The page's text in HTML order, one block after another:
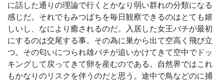
に話した通りの理論で行くとかなり弱い群れの分類になる
感じだ。それでもみつばちを毎日観察できるのはとても嬉
しいし、なにより癒されるのだ。入居した女王バチが最初
にするのは交尾する事。その為に巣から出て空高く飛び立
つ。その匂いにつられ雄バチが追いかけてきて空中でドッ
キングして戻ってきて卵を産むのである。自然界ではこれ
もかなりのリスクを伴うのだと思う。途中で鳥などのに捕